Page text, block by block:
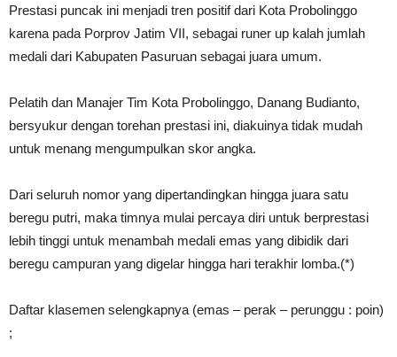
Prestasi puncak ini menjadi tren positif dari Kota Probolinggo
karena pada Porprov Jatim VII, sebagai runer up kalah jumlah
medali dari Kabupaten Pasuruan sebagai juara umum.
Pelatih dan Manajer Tim Kota Probolinggo, Danang Budianto,
bersyukur dengan torehan prestasi ini, diakuinya tidak mudah
untuk menang mengumpulkan skor angka.
Dari seluruh nomor yang dipertandingkan hingga juara satu
beregu putri, maka timnya mulai percaya diri untuk berprestasi
lebih tinggi untuk menambah medali emas yang dibidik dari
beregu campuran yang digelar hingga hari terakhir lomba.(*)
Daftar klasemen selengkapnya (emas – perak – perunggu : poin)
;